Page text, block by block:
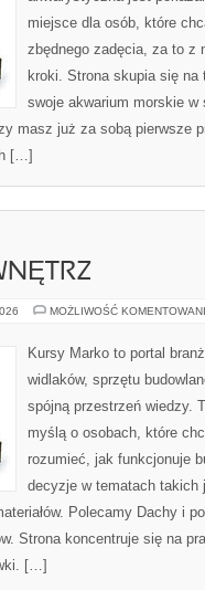
miejsce dla osób, które
zbędnego zadęcia, za to z
kroki. Strona skupia się na
swoje akwarium morskie
masz już za sobą pierwsze
[…]
MOŻLIWOŚĆ
Kursy Marko to portal
widlaków, sprzętu
spójną przestrzeń wiedzy.
myślą o osobach, które
rozumieć, jak funkcjonuje
decyzje w tematach takich
Polecamy Dachy i
Strona koncentruje się na
[…]